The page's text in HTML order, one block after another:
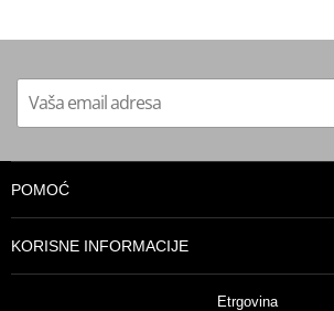
POMOĆ
KORISNE INFORMACIJE
Etrgovina